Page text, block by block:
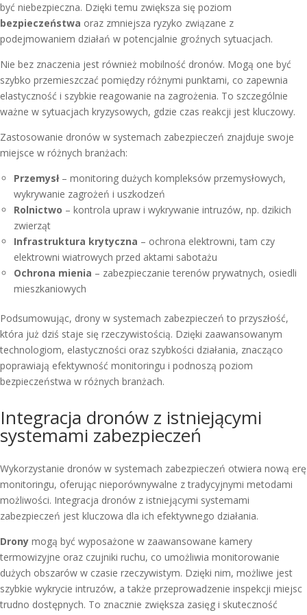
być niebezpieczna. Dzięki temu zwiększa się poziom
bezpieczeństwa oraz zmniejsza ryzyko związane z
podejmowaniem działań w potencjalnie groźnych sytuacjach.
Nie bez znaczenia jest również mobilność dronów. Mogą one być
szybko przemieszczać pomiędzy różnymi punktami, co zapewnia
elastyczność i szybkie reagowanie na zagrożenia. To szczególnie
ważne w sytuacjach kryzysowych, gdzie czas reakcji jest kluczowy.
Zastosowanie dronów w systemach zabezpieczeń znajduje swoje
miejsce w różnych branżach:
Przemysł– monitoring dużych kompleksów przemysłowych,
wykrywanie zagrożeń i uszkodzeń
Rolnictwo – kontrola upraw i wykrywanie intruzów, np. dzikich
zwierząt
Infrastruktura krytyczna – ochrona elektrowni, tam czy
elektrowni wiatrowych przed aktami sabotażu
Ochrona mienia – zabezpieczanie terenów prywatnych, osiedli
mieszkaniowych
Podsumowując, drony w systemach zabezpieczeń to przyszłość,
która już dziś staje się rzeczywistością. Dzięki zaawansowanym
technologiom, elastyczności oraz szybkości działania, znacząco
poprawiają efektywność monitoringu i podnoszą poziom
bezpieczeństwa w różnych branżach.
Integracja dronów z istniejącymi
systemami zabezpieczeń
Wykorzystanie dronów w systemach zabezpieczeń otwiera nową erę
monitoringu, oferując nieporównywalne z tradycyjnymi metodami
możliwości. Integracja dronów z istniejącymi systemami
zabezpieczeń jest kluczowa dla ich efektywnego działania.
Drony mogą być wyposażone w zaawansowane kamery
termowizyjne oraz czujniki ruchu, co umożliwia monitorowanie
dużych obszarów w czasie rzeczywistym. Dzięki nim, możliwe jest
szybkie wykrycie intruzów, a także przeprowadzenie inspekcji miejsc
trudno dostępnych. To znacznie zwiększa zasięg i skuteczność